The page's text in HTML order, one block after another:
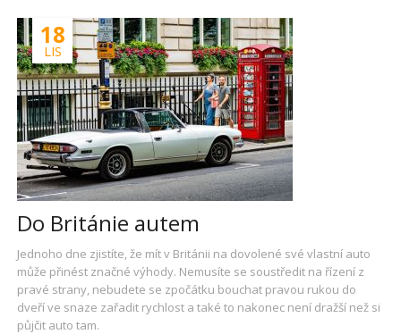
18
LIS
Do Británie autem
Jednoho dne zjistíte, že mít v Británii na dovolené své vlastní auto
může přinést značné výhody. Nemusíte se soustředit na řízení z
pravé strany, nebudete se zpočátku bouchat pravou rukou do
dveří ve snaze zařadit rychlost a také to nakonec není dražší než si
půjčit auto tam.